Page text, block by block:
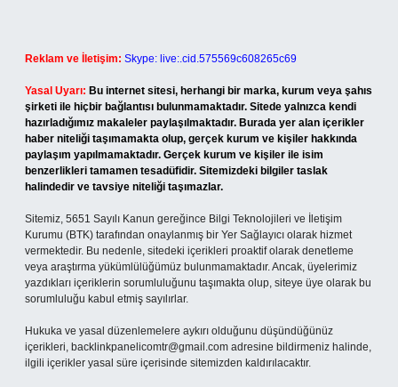
Reklam ve İletişim: Skype: live:.cid.575569c608265c69
Yasal Uyarı: Bu internet sitesi, herhangi bir marka, kurum veya şahıs
şirketi ile hiçbir bağlantısı bulunmamaktadır. Sitede yalnızca kendi
hazırladığımız makaleler paylaşılmaktadır. Burada yer alan içerikler
haber niteliği taşımamakta olup, gerçek kurum ve kişiler hakkında
paylaşım yapılmamaktadır. Gerçek kurum ve kişiler ile isim
benzerlikleri tamamen tesadüfidir. Sitemizdeki bilgiler taslak
halindedir ve tavsiye niteliği taşımazlar.
Sitemiz, 5651 Sayılı Kanun gereğince Bilgi Teknolojileri ve İletişim
Kurumu (BTK) tarafından onaylanmış bir Yer Sağlayıcı olarak hizmet
vermektedir. Bu nedenle, sitedeki içerikleri proaktif olarak denetleme
veya araştırma yükümlülüğümüz bulunmamaktadır. Ancak, üyelerimiz
yazdıkları içeriklerin sorumluluğunu taşımakta olup, siteye üye olarak bu
sorumluluğu kabul etmiş sayılırlar.
Hukuka ve yasal düzenlemelere aykırı olduğunu düşündüğünüz
içerikleri, backlinkpanelicomtr@gmail.com adresine bildirmeniz halinde,
ilgili içerikler yasal süre içerisinde sitemizden kaldırılacaktır.